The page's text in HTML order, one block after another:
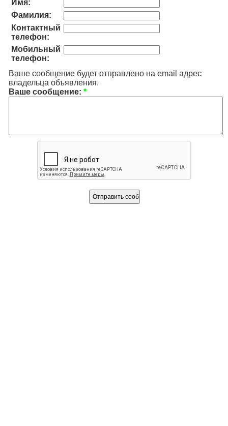
Имя:
Фамилия:
Контактный
телефон:
Мобильный
телефон:
Ваше сообщение будет отправлено на email адрес
владельца объявления.
Ваше сообщение: *